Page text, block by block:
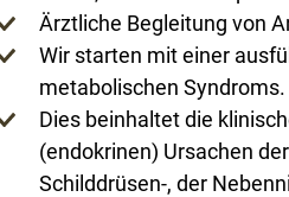
Ärztliche Begleitung von
Wir starten mit einer
metabolischen Syndroms.
Dies beinhaltet die
(endokrinen) Ursachen
Schilddrüsen-, der